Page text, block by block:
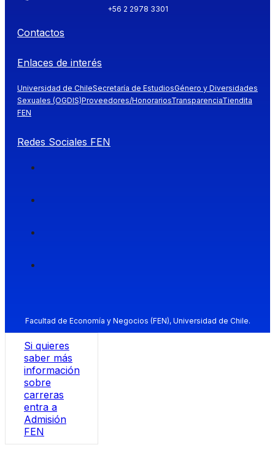
+56 2 2978 3301
Contactos
Enlaces de interés
Universidad de ChileSecretaría de EstudiosGénero y Diversidades
Sexuales (OGDIS)Proveedores/HonorariosTransparenciaTiendita
FEN
Redes Sociales FEN
Facultad de Economía y Negocios (FEN), Universidad de Chile.
Si quieres
saber más
información
sobre
carreras
entra a
Admisión
FEN